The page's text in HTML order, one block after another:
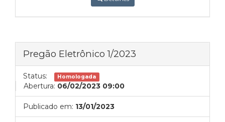
Pregão Eletrônico 1/2023
Status: Homologada
Abertura: 06/02/2023 09:00
Publicado em: 13/01/2023